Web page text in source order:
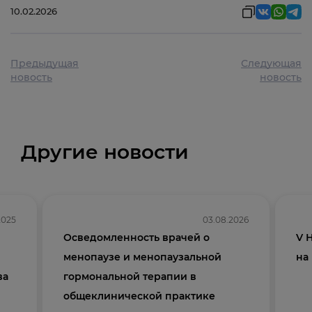
10.02.2026
Предыдущая
новость
Следующая
новость
Другие новости
03.08.2026
Осведомленность врачей о
менопаузе и менопаузальной
гормональной терапии в
общеклинической практике
V
на